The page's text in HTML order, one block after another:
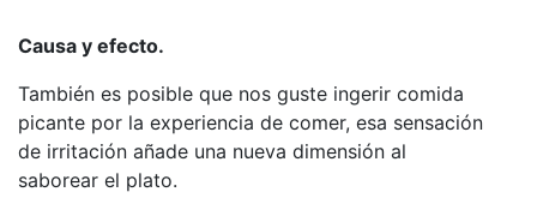
Causa y efecto.
También es posible que nos guste ingerir comida
picante por la experiencia de comer, esa sensación
de irritación añade una nueva dimensión al
saborear el plato.